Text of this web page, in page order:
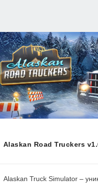
Alaskan Road Truckers
Alaskan Truck Simulator –